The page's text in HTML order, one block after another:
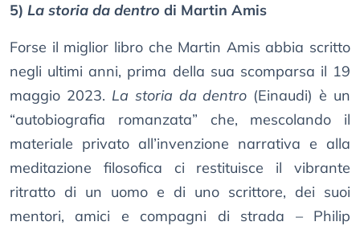
5) La storia da dentro di Martin Amis
Forse il miglior libro che Martin Amis abbia scritto
negli ultimi anni, prima della sua scomparsa il 19
maggio 2023. La storia da dentro (Einaudi) è un
“autobiografia romanzata” che, mescolando il
materiale privato all’invenzione narrativa e alla
meditazione filosofica ci restituisce il vibrante
ritratto di un uomo e di uno scrittore, dei suoi
mentori, amici e compagni di strada – Philip